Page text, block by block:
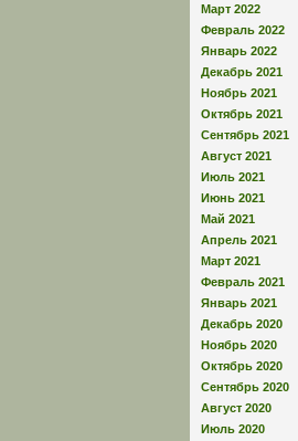
Март 2022
Февраль 2022
Январь 2022
Декабрь 2021
Ноябрь 2021
Октябрь 2021
Сентябрь 2021
Август 2021
Июль 2021
Июнь 2021
Май 2021
Апрель 2021
Март 2021
Февраль 2021
Январь 2021
Декабрь 2020
Ноябрь 2020
Октябрь 2020
Сентябрь 2020
Август 2020
Июль 2020